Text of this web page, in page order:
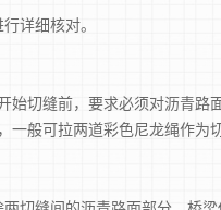
详细核对。
缝前，要求必须对沥青路
般可拉两道彩色尼龙绳作为